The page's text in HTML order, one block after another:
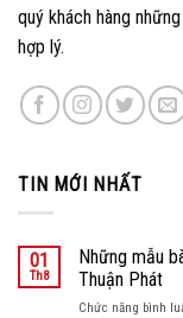
quý khách hàng
hợp lý.
TIN MỚI NHẤT
01
Th8
Những mẫu
Thuận Phát
Chức năng bình